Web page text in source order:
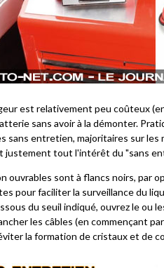
est relativement peu coûteux
sans avoir à la démonter.
sans entretien, majoritaires sur
justement tout l'intérêt du "sans
ouvrables sont à flancs noirs, par
pour faciliter la surveillance du
du seuil indiqué, ouvrez le ou
les câbles (en commençant
la formation de cristaux et de